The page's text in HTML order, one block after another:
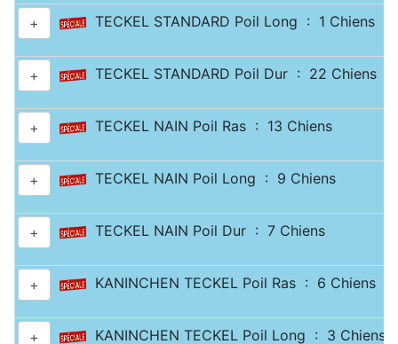
+ TECKEL STANDARD Poil Long : 1 Chiens
+ TECKEL STANDARD Poil Dur : 22 Chiens
+ TECKEL NAIN Poil Ras : 13 Chiens
+ TECKEL NAIN Poil Long : 9 Chiens
+ TECKEL NAIN Poil Dur : 7 Chiens
+ KANINCHEN TECKEL Poil Ras : 6 Chiens
+ KANINCHEN TECKEL Poil Long : 3 Chiens